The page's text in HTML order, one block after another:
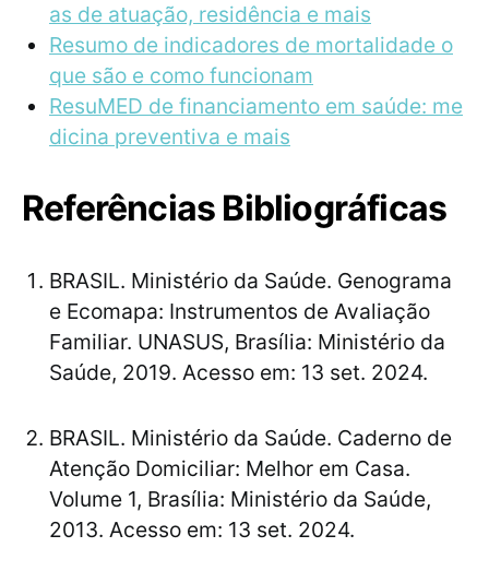
as de atuação, residência e mais
Resumo de indicadores de mortalidade o
que são e como funcionam
ResuMED de financiamento em saúde: me
dicina preventiva e mais
Referências Bibliográficas
BRASIL. Ministério da Saúde. Genograma
e Ecomapa: Instrumentos de Avaliação
Familiar. UNASUS, Brasília: Ministério da
Saúde, 2019. Acesso em: 13 set. 2024.
BRASIL. Ministério da Saúde. Caderno de
Atenção Domiciliar: Melhor em Casa.
Volume 1, Brasília: Ministério da Saúde,
2013. Acesso em: 13 set. 2024.